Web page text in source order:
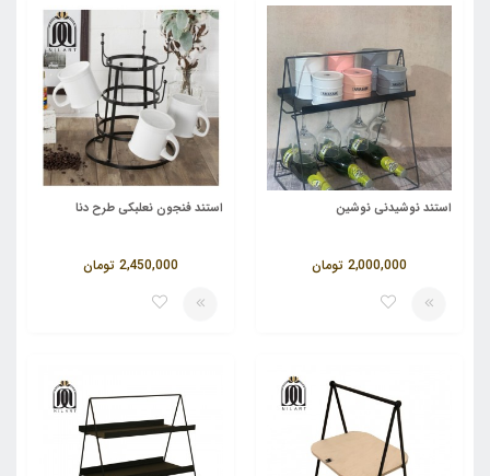
استند نوشیدنی نوشین
2,000,000 تومان
استند فنجون نعلبکی طرح دنا
2,450,000 تومان